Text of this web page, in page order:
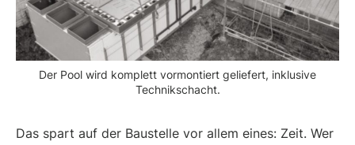
Der Pool wird komplett vormontiert geliefert, inklusive
Technikschacht.
Das spart auf der Baustelle vor allem eines: Zeit. Wer